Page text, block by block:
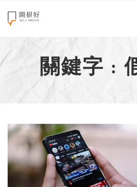
來點正能量
世界在想什麼
創造美好生活
職場商業經濟
影片專區
關鍵字 :